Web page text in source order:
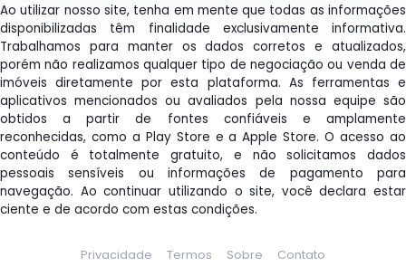
Ao utilizar nosso site, tenha em mente que todas as informações
disponibilizadas têm finalidade exclusivamente informativa.
Trabalhamos para manter os dados corretos e atualizados,
porém não realizamos qualquer tipo de negociação ou venda de
imóveis diretamente por esta plataforma. As ferramentas e
aplicativos mencionados ou avaliados pela nossa equipe são
obtidos a partir de fontes confiáveis e amplamente
reconhecidas, como a Play Store e a Apple Store. O acesso ao
conteúdo é totalmente gratuito, e não solicitamos dados
pessoais sensíveis ou informações de pagamento para
navegação. Ao continuar utilizando o site, você declara estar
ciente e de acordo com estas condições.
Privacidade Termos Sobre Contato